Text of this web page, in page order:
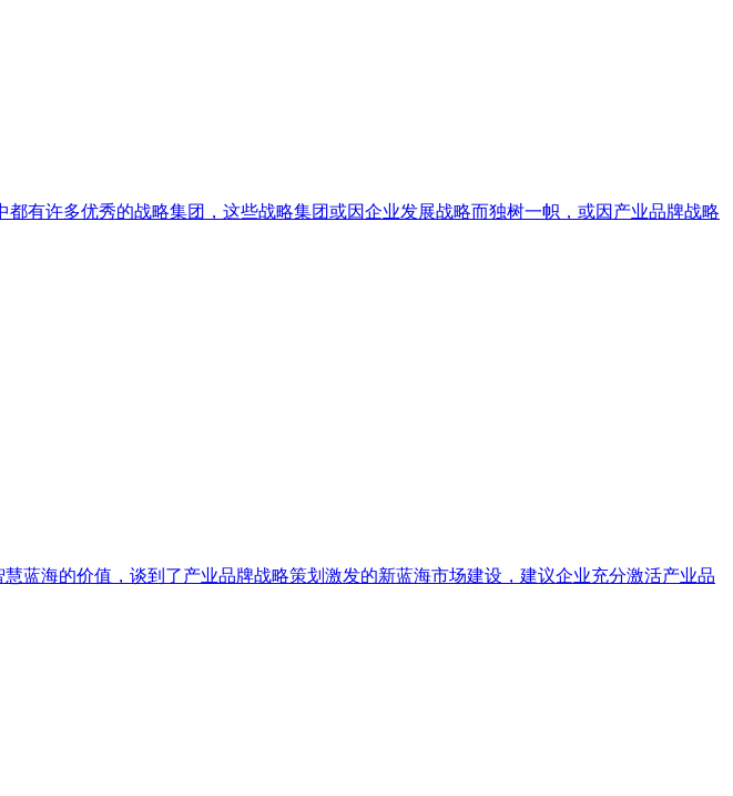
有许多优秀的战略集团，这些战略集团或因企业发展战略而独树一帜，或因产业品牌战略
蓝海的价值，谈到了产业品牌战略策划激发的新蓝海市场建设，建议企业充分激活产业品